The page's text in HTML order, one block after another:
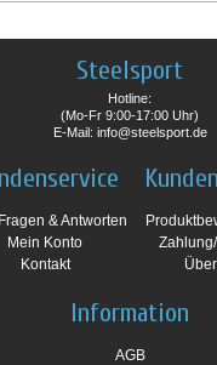
Steelsport
Hotline:
(Mo-Fr 9:00-17:00 Uhr)
E-Mail: info@steelsport.de
& Antworten
Mein Konto
Kontakt
Information
AGB